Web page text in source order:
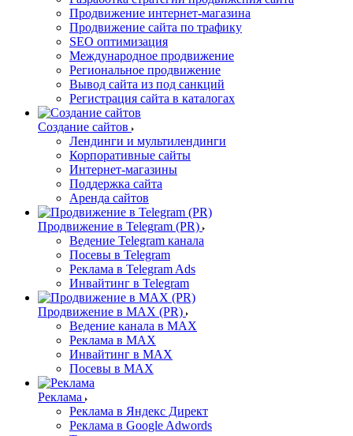
Продвижение интернет-магазина
Продвижение сайта по трафику
SEO оптимизация
Международное продвижение
Региональное продвижение
Вывод сайта из под санкций
Регистрация сайта в каталогах
Создание сайтов
Лендинги и мультилендинги
Корпоративные сайты
Интернет-магазины
Поддержка сайта
Аренда сайтов
Продвижение в Telegram (PR)
Ведение Telegram канала
Посевы в Telegram
Реклама в Telegram Ads
Инвайтинг в Telegram
Продвижение в MAX (PR)
Ведение канала в MAX
Реклама в MAX
Инвайтинг в MAX
Посевы в MAX
Реклама
Реклама в Яндекс Директ
Реклама в Google Adwords